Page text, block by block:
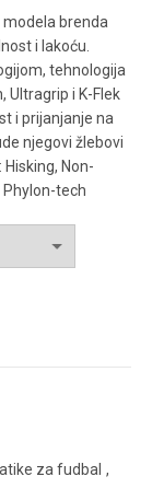
RSD.
modela brenda
i lakoću.
tehnologija
Ultragrip i K-Flek
i prijanjanje na
njegovi žlebovi
Non-
Phylon-tech
COPA količina
za fudbal ,